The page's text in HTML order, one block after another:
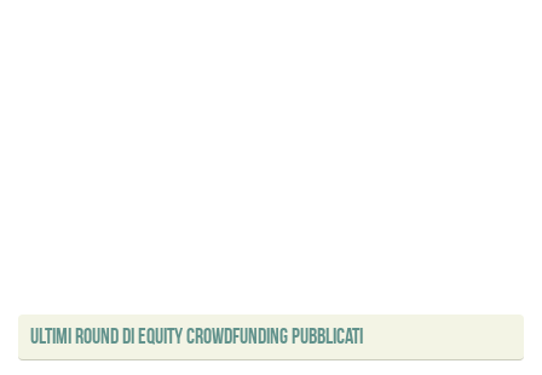
Ultimi Round di Equity Crowdfunding Pubblicati